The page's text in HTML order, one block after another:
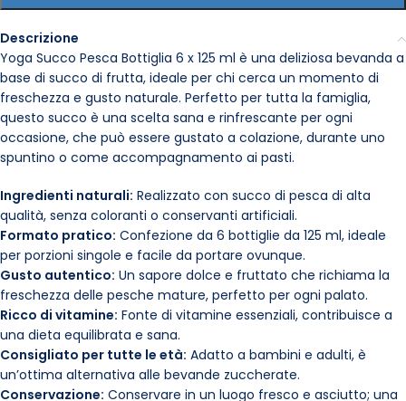
Descrizione
Yoga Succo Pesca Bottiglia 6 x 125 ml è una deliziosa bevanda a
base di succo di frutta, ideale per chi cerca un momento di
freschezza e gusto naturale. Perfetto per tutta la famiglia,
questo succo è una scelta sana e rinfrescante per ogni
occasione, che può essere gustato a colazione, durante uno
spuntino o come accompagnamento ai pasti.
Ingredienti naturali: Realizzato con succo di pesca di alta
qualità, senza coloranti o conservanti artificiali.
Formato pratico: Confezione da 6 bottiglie da 125 ml, ideale
per porzioni singole e facile da portare ovunque.
Gusto autentico: Un sapore dolce e fruttato che richiama la
freschezza delle pesche mature, perfetto per ogni palato.
Ricco di vitamine: Fonte di vitamine essenziali, contribuisce a
una dieta equilibrata e sana.
Consigliato per tutte le età: Adatto a bambini e adulti, è
un’ottima alternativa alle bevande zuccherate.
Conservazione: Conservare in un luogo fresco e asciutto; una